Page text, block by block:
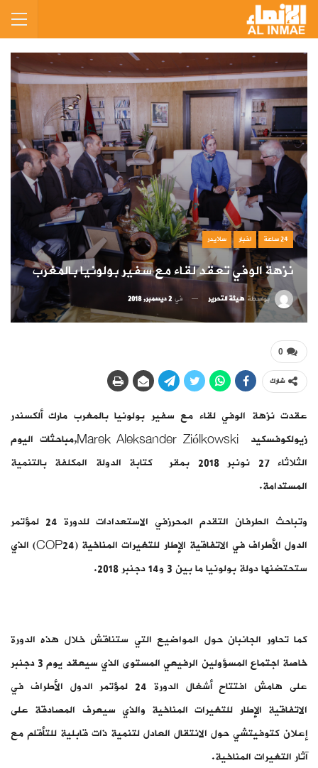
24 ساعة اخبار سلايدر
نزهة الوفي تعقد لقاء مع سفير بولونيا بالمغرب
بواسطةهيئة التحرير في 2 ديسمبر, 2018
0
شارك
عقدت نزهة الوفي لقاء مع سفير بولونيا بالمغرب مارك ألكسندر
زيولكوفسكيد Marek Aleksander Ziólkowski,مباحثات اليوم
الثلاثاء 27 نونبر 2018 بمقر كتابة الدولة المكلفة بالتنمية
المستدامة.
وتباحث الطرفان التقدم المحرزفي الاستعدادات للدورة 24 لمؤتمر
الدول الأطراف في الاتفاقية الإطار للتغيرات المناخية (COP24) الذي
ستحتضنها دولة بولونيا ما بين 3 و14 دجنبر 2018.
كما تحاور الجانبان حول المواضيع التي ستناقش خلال هذه الدورة
خاصة اجتماع المسؤولين الرفيعي المستوى الذي سيعقد يوم 3 دجنبر
على هامش افتتاح أشغال الدورة 24 لمؤتمر الدول الأطراف في
الاتفاقية الإطار للتغيرات المناخية والذي سيعرف المصادقة على
إعلان كتوفيتشي حول الانتقال العادل لتنمية ذات قابلية للتأقلم مع
آثار التغيرات المناخية.